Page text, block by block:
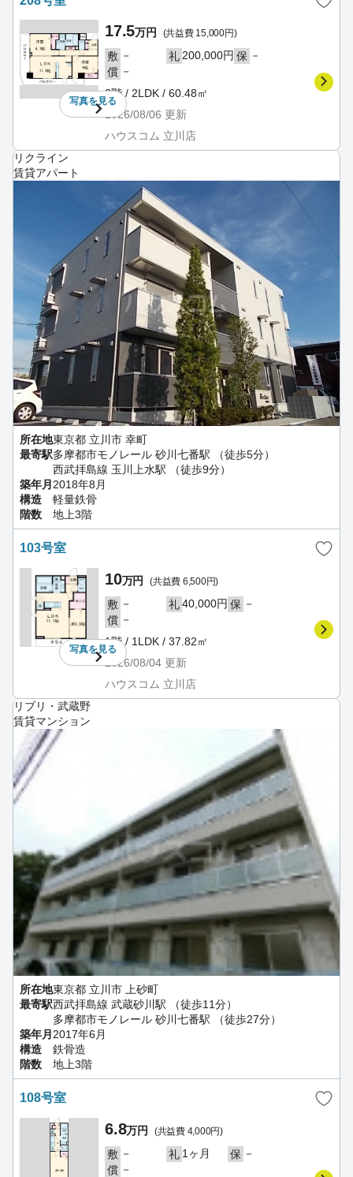
写真を見る
17.5万円 (共益費 15,000円)
敷 － 礼 200,000円 保 －
償 －
2階 / 2LDK / 60.48㎡
2026/08/06 更新
ハウスコム 立川店
リクライン
賃貸アパート
所在地東京都 立川市 幸町
最寄駅多摩都市モノレール 砂川七番駅 （徒歩5分）
西武拝島線 玉川上水駅 （徒歩9分）
築年月2018年8月
構造
軽量鉄骨
階数
地上3階
103号室
写真を見る
10万円 (共益費 6,500円)
敷 － 礼40,000円 保 －
償 －
1階 / 1LDK / 37.82㎡
2026/08/04 更新
ハウスコム 立川店
リブリ・武蔵野
賃貸マンション
所在地東京都 立川市 上砂町
最寄駅西武拝島線 武蔵砂川駅 （徒歩11分）
多摩都市モノレール 砂川七番駅 （徒歩27分）
築年月2017年6月
構造
鉄骨造
階数
地上3階
108号室
6.8万円 (共益費 4,000円)
敷 － 礼 1ヶ月 保 －
償 －